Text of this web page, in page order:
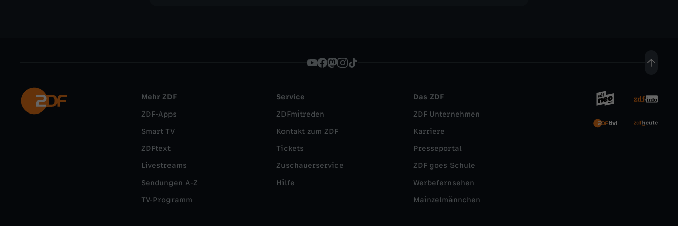
Mehr ZDF
ZDF-Apps
Smart TV
ZDFtext
Livestreams
Sendungen A-Z
TV-Programm
Service
ZDFmitreden
Kontakt zum ZDF
Tickets
Zuschauerservice
Hilfe
Das ZDF
ZDF Unternehmen
Karriere
Presseportal
ZDF goes Schule
Werbefernsehen
Mainzelmännchen